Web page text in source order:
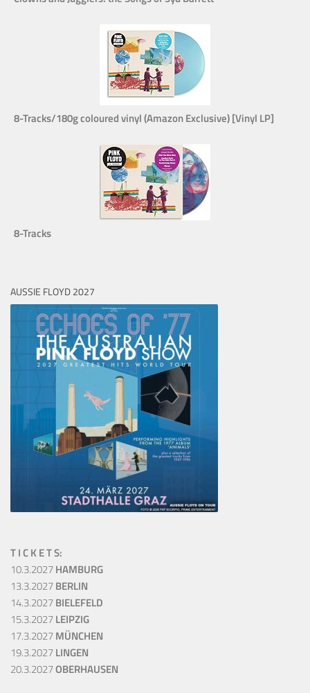
8-Tracks/180g coloured vinyl (Amazon Exclusive) [Vinyl LP]
8-Tracks
AUSSIE FLOYD 2027
T I C K E T S:
10.3.2027HAMBURG
13.3.2027BERLIN
14.3.2027BIELEFELD
15.3.2027LEIPZIG
17.3.2027MÜNCHEN
19.3.2027LINGEN
20.3.2027OBERHAUSEN